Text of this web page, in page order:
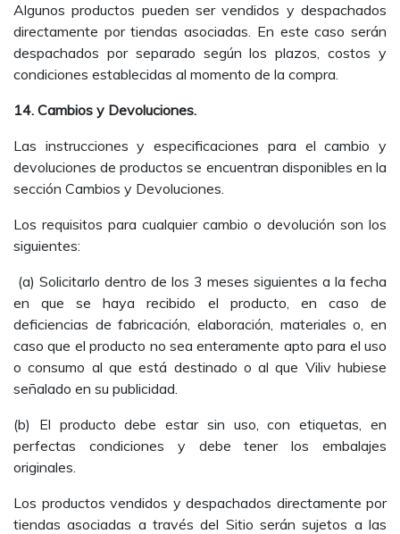
Algunos productos pueden ser vendidos y despachados
directamente por tiendas asociadas. En este caso serán
despachados por separado según los plazos, costos y
condiciones establecidas al momento de la compra.
14. Cambios y Devoluciones.
Las instrucciones y especificaciones para el cambio y
devoluciones de productos se encuentran disponibles en la
sección Cambios y Devoluciones.
Los requisitos para cualquier cambio o devolución son los
siguientes:
(a) Solicitarlo dentro de los 3 meses siguientes a la fecha
en que se haya recibido el producto, en caso de
deficiencias de fabricación, elaboración, materiales o, en
caso que el producto no sea enteramente apto para el uso
o consumo al que está destinado o al que Viliv hubiese
señalado en su publicidad.
(b) El producto debe estar sin uso, con etiquetas, en
perfectas condiciones y debe tener los embalajes
originales.
Los productos vendidos y despachados directamente por
tiendas asociadas a través del Sitio serán sujetos a las